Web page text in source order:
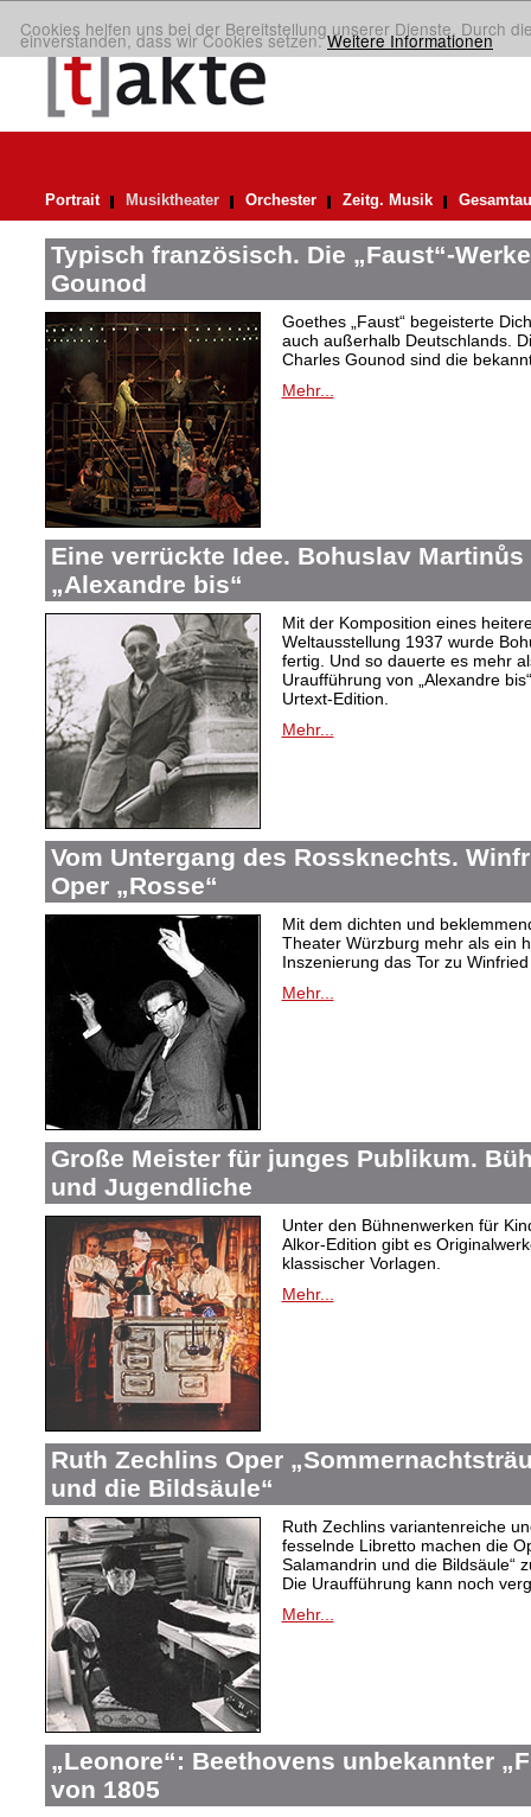
Cookies helfen uns bei der Bereitstellung unserer Dienste. Durch
einverstanden, dass wir Cookies setzen.Weitere Informationen
Portrait Musiktheater Orchester Zeitg. Musik
Typisch französisch. Die „Faust“-
Gounod
Goethes „Faust“ begeisterte
auch außerhalb Deutschlands.
Charles Gounod sind die
Mehr...
Eine verrückte Idee. Bohuslav
„Alexandre bis“
Mit der Komposition eines
Weltausstellung 1937 wurde
fertig. Und so dauerte es mehr
Uraufführung von „Alexandre
Urtext-Edition.
Mehr...
Vom Untergang des Rossknechts.
Oper „Rosse“
Mit dem dichten und
Theater Würzburg mehr als ein
Inszenierung das Tor zu
Mehr...
Große Meister für junges Publikum.
und Jugendliche
Unter den Bühnenwerken für
Alkor-Edition gibt es
klassischer Vorlagen.
Mehr...
Ruth Zechlins Oper
und die Bildsäule“
Ruth Zechlins variantenreiche
fesselnde Libretto machen die
Salamandrin und die Bildsäule“
Die Uraufführung kann noch
Mehr...
„Leonore“: Beethovens unbekannter
von 1805